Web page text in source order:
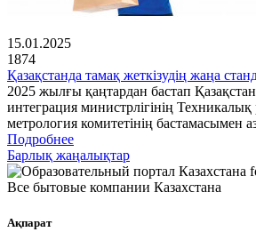
15.01.2025
1874
Қазақстанда тамақ жеткізудің жаңа
2025 жылғы қаңтардан бастап
интеграция министрлігінің Техникалық
метрология комитетінің бастамасымен
Подробнее
Барлық жаңалықтар
Все бытовые компании Казахстана
Ақпарат